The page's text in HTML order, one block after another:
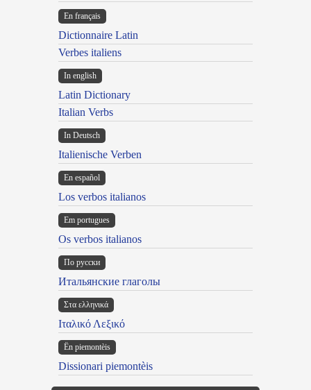
En français
Dictionnaire Latin
Verbes italiens
In english
Latin Dictionary
Italian Verbs
In Deutsch
Italienische Verben
En español
Los verbos italianos
Em portugues
Os verbos italianos
По русски
Итальянские глаголы
Στα ελληνικά
Ιταλικό Λεξικό
Ën piemontèis
Dissionari piemontèis